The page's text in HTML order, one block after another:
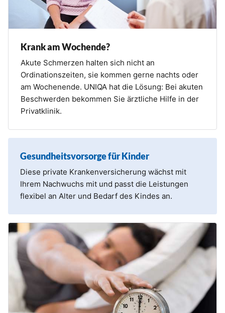
Krank am Wochende?
Akute Schmerzen halten sich nicht an
Ordinationszeiten, sie kommen gerne nachts oder
am Wochenende. UNIQA hat die Lösung: Bei akuten
Beschwerden bekommen Sie ärztliche Hilfe in der
Privatklinik.
Gesundheitsvorsorge für Kinder
Diese private Krankenversicherung wächst mit
Ihrem Nachwuchs mit und passt die Leistungen
flexibel an Alter und Bedarf des Kindes an.